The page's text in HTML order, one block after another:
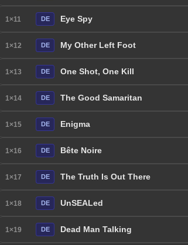
1×11 DE Eye Spy
1×12 DE My Other Left Foot
1×13 DE One Shot, One Kill
1×14 DE The Good Samaritan
1×15 DE Enigma
1×16 DE Bête Noire
1×17 DE The Truth Is Out There
1×18 DE UnSEALed
1×19 DE Dead Man Talking